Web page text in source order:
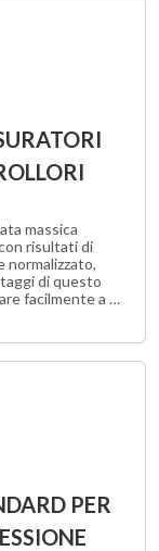
massica
risultati di
normalizzato,
di questo
facilmente a …
PER